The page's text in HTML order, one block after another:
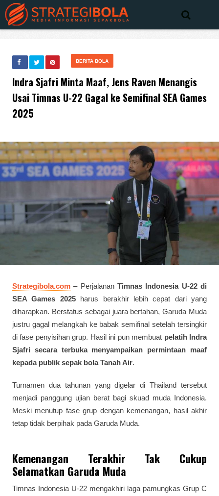
BERITA BOLA
Indra Sjafri Minta Maaf, Jens Raven Menangis
Usai Timnas U-22 Gagal ke Semifinal SEA Games
2025
Strategibola.com – Perjalanan Timnas Indonesia U-22 di
SEA Games 2025harus berakhir lebih cepat dari yang
diharapkan. Berstatus sebagai juara bertahan, Garuda Muda
justru gagal melangkah ke babak semifinal setelah tersingkir
di fase penyisihan grup. Hasil ini pun membuat pelatih Indra
Sjafri secara terbuka menyampaikan permintaan maaf
kepada publik sepak bola Tanah Air.
Turnamen dua tahunan yang digelar di Thailand tersebut
menjadi panggung ujian berat bagi skuad muda Indonesia.
Meski menutup fase grup dengan kemenangan, hasil akhir
tetap tidak berpihak pada Garuda Muda.
Kemenangan Terakhir Tak Cukup
Selamatkan Garuda Muda
Timnas Indonesia U-22 mengakhiri laga pamungkas Grup C